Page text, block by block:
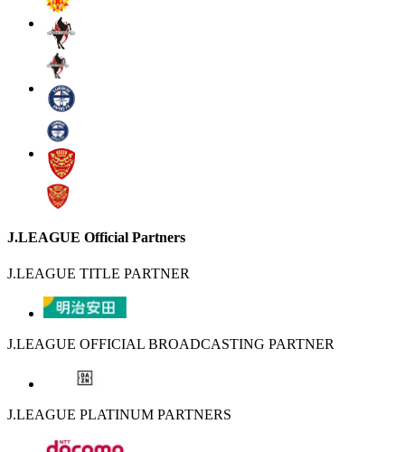
J.LEAGUE Official Partners
J.LEAGUE TITLE PARTNER
J.LEAGUE OFFICIAL BROADCASTING PARTNER
J.LEAGUE PLATINUM PARTNERS